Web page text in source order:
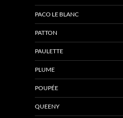
PACO LE BLANC
PATTON
PAULETTE
PLUME
POUPÉE
QUEENY